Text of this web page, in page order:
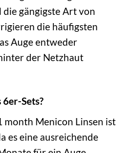
die gängigste Art von
die häufigsten
Auge entweder
der Netzhaut
Sets?
month Menicon Linsen ist
es eine ausreichende